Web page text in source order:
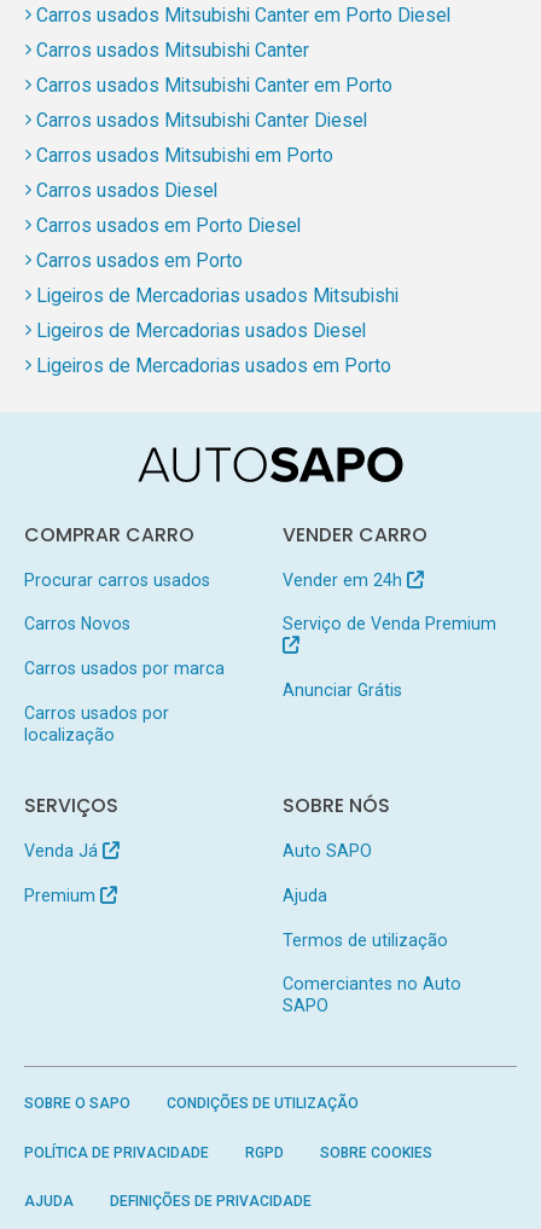
Carros usados Mitsubishi Canter em Porto Diesel
Carros usados Mitsubishi Canter
Carros usados Mitsubishi Canter em Porto
Carros usados Mitsubishi Canter Diesel
Carros usados Mitsubishi em Porto
Carros usados Diesel
Carros usados em Porto Diesel
Carros usados em Porto
Ligeiros de Mercadorias usados Mitsubishi
Ligeiros de Mercadorias usados Diesel
Ligeiros de Mercadorias usados em Porto
COMPRAR CARRO
Procurar carros usados
Carros Novos
Carros usados por marca
Carros usados por
localização
VENDER CARRO
Vender em 24h
Serviço de Venda Premium
Anunciar Grátis
SERVIÇOS
Venda Já
Premium
SOBRE NÓS
Auto SAPO
Ajuda
Termos de utilização
Comerciantes no Auto
SAPO
SOBRE O SAPO CONDIÇÕES DE UTILIZAÇÃO
POLÍTICA DE PRIVACIDADE RGPD SOBRE COOKIES
AJUDA DEFINIÇÕES DE PRIVACIDADE